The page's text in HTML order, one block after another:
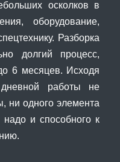
осколков в
оборудование,
Разборка
долгий процесс,
6 месяцев. Исходя
работы не
ни одного элемента
надо и способного к